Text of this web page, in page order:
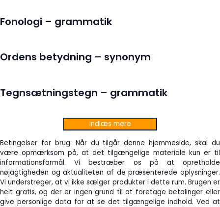
Fonologi – grammatik
Ordens betydning – synonym
Tegnsætningstegn – grammatik
Indlæs mere
Betingelser for brug: Når du tilgår denne hjemmeside, skal du
være opmærksom på, at det tilgængelige materiale kun er til
informationsformål. Vi bestræber os på at opretholde
nøjagtigheden og aktualiteten af de præsenterede oplysninger.
Vi understreger, at vi ikke sælger produkter i dette rum. Brugen er
helt gratis, og der er ingen grund til at foretage betalinger eller
give personlige data for at se det tilgængelige indhold. Ved at